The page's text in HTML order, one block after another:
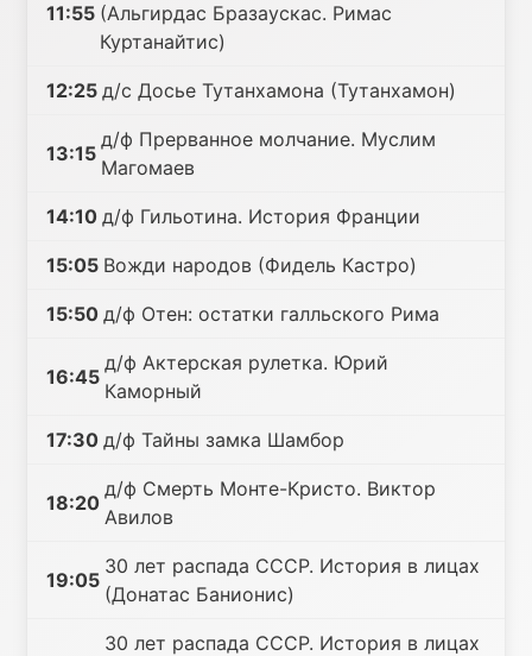
11:55 (Альгирдас Бразаускас. Римас
Куртанайтис)
12:25 д/с Досье Тутанхамона (Тутанхамон)
13:15
д/ф Прерванное молчание. Муслим
Магомаев
14:10 д/ф Гильотина. История Франции
15:05 Вожди народов (Фидель Кастро)
15:50 д/ф Отен: остатки галльского Рима
16:45
д/ф Актерская рулетка. Юрий
Каморный
17:30 д/ф Тайны замка Шамбор
18:20
д/ф Смерть Монте-Кристо. Виктор
Авилов
19:05
30 лет распада СССР. История в лицах
(Донатас Банионис)
30 лет распада СССР. История в лицах